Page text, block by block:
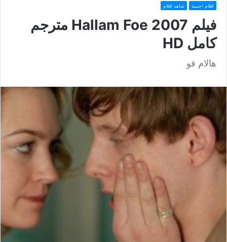
افلام اجنبية شاهد افلام
فيلم Hallam Foe 2007 مترجم
كامل HD
هالام فو